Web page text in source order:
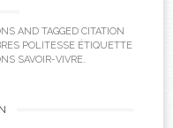
AND TAGGED CITATION
POLITESSE ÉTIQUETTE
SAVOIR-VIVRE.